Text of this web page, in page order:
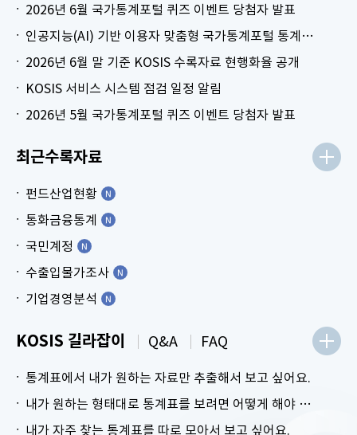
2026년 6월 국가통계포털 퀴즈 이벤트 당첨자 발표
인공지능(AI) 기반 이용자 맞춤형 국가통계포털 통계표 생성 시범 서비스 안내
2026년 6월 말 기준 KOSIS 수록자료 현행화율 공개
KOSIS 서비스 시스템 점검 일정 알림
2026년 5월 국가통계포털 퀴즈 이벤트 당첨자 발표
최근수록자료
펀드산업현황
통화금융통계
국민계정
수출입물가조사
기업경영분석
KOSIS 길라잡이
통계표에서 내가 원하는 자료만 추출해서 보고 싶어요.
내가 원하는 형태대로 통계표를 보려면 어떻게 해야 하나요?
내가 자주 찾는 통계표를 따로 모아서 보고 싶어요.
Q&A FAQ